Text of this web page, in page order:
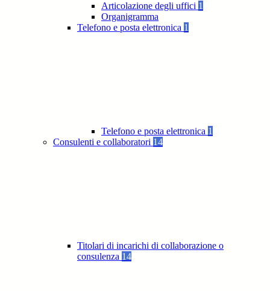
Articolazione degli uffici 1
Organigramma
Telefono e posta elettronica 1
Telefono e posta elettronica 1
Consulenti e collaboratori 14
Titolari di incarichi di collaborazione o
consulenza 14